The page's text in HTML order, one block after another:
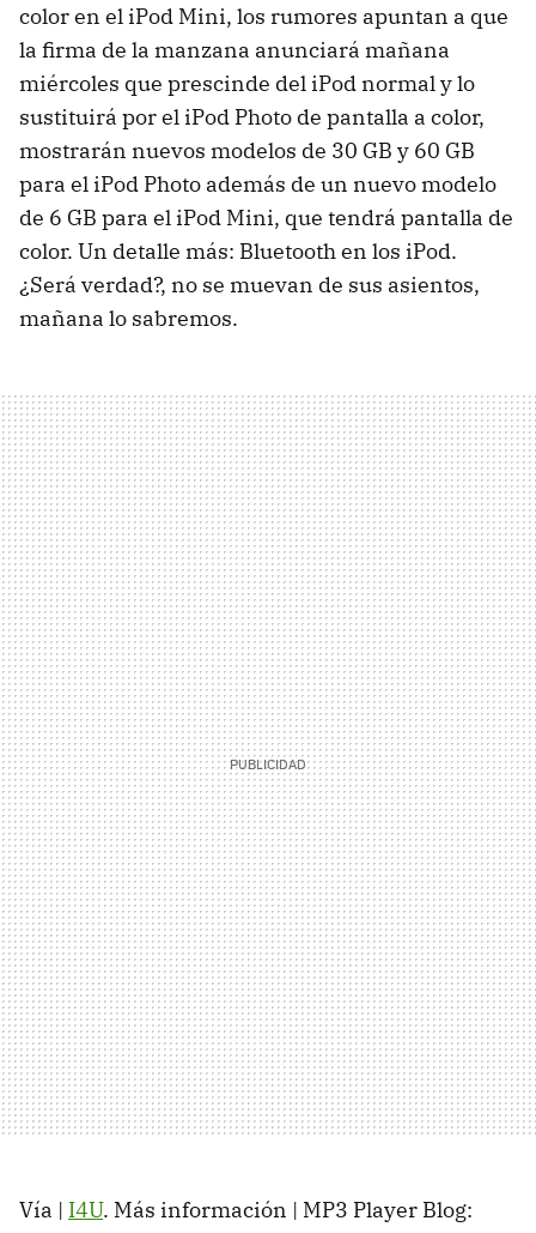
color en el iPod Mini, los rumores apuntan a que
la firma de la manzana anunciará mañana
miércoles que prescinde del iPod normal y lo
sustituirá por el iPod Photo de pantalla a color,
mostrarán nuevos modelos de 30 GB y 60 GB
para el iPod Photo además de un nuevo modelo
de 6 GB para el iPod Mini, que tendrá pantalla de
color. Un detalle más: Bluetooth en los iPod.
¿Será verdad?, no se muevan de sus asientos,
mañana lo sabremos.
Vía | I4U. Más información | MP3 Player Blog: